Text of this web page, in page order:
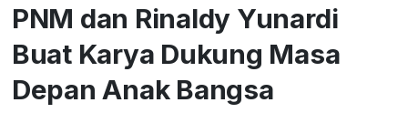
PNM dan Rinaldy Yunardi
Buat Karya Dukung Masa
Depan Anak Bangsa